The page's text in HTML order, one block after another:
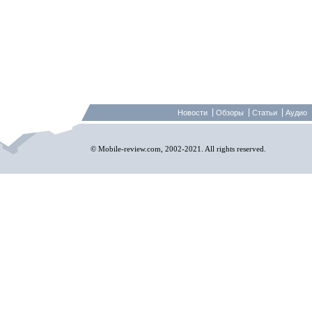
Новости Обзоры Статьи Аудио
© Mobile-review.com, 2002-2021. All rights reserved.